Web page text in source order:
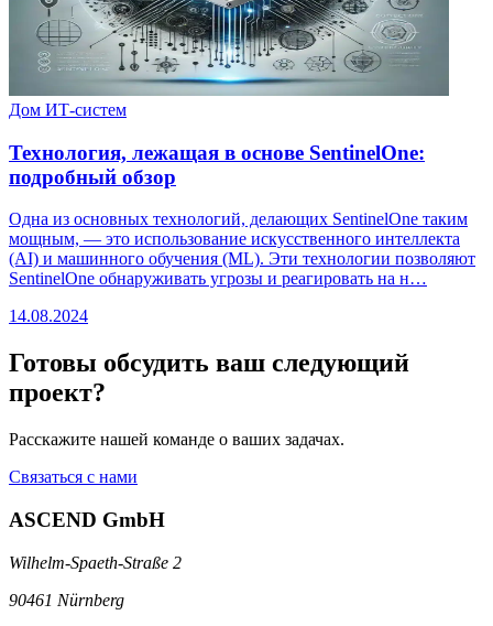
Дом ИТ-систем
Технология, лежащая в основе SentinelOne:
подробный обзор
Одна из основных технологий, делающих SentinelOne таким
мощным, — это использование искусственного интеллекта
(AI) и машинного обучения (ML). Эти технологии позволяют
SentinelOne обнаруживать угрозы и реагировать на н…
14.08.2024
Готовы обсудить ваш следующий
проект?
Расскажите нашей команде о ваших задачах.
Связаться с нами
ASCEND GmbH
Wilhelm-Spaeth-Straße 2
90461 Nürnberg